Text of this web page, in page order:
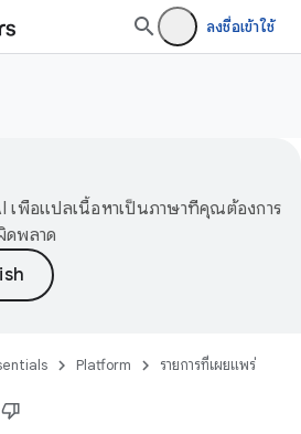
ลงชื่อเข้าใช้
เพื่อแปลเนื้อหาเป็นภาษาที่คุณต้องการ
ดพลาด
Platform รายการที่เผยแพร่